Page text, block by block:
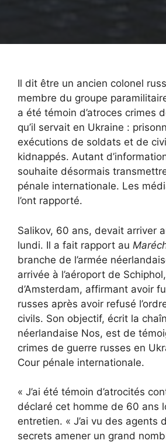
Il dit être un ancien colonel
membre du groupe
a été témoin d’atroces crimes
qu’il servait en Ukraine :
exécutions de soldats et de
kidnappés. Autant
souhaite désormais
pénale internationale. Les
l’ont rapporté.
Salikov, 60 ans, devait arriver
lundi. Il a fait rapport au
branche de l’armée
arrivée à l’aéroport de
d’Amsterdam, affirmant avoir
russes après avoir refusé
civils. Son objectif, écrit la
néerlandaise Nos, est de
crimes de guerre russes en
Cour pénale internationale.
« J’ai été témoin d’atrocités
déclaré cet homme de 60 ans
entretien. « J’ai vu des agents
secrets amener un grand